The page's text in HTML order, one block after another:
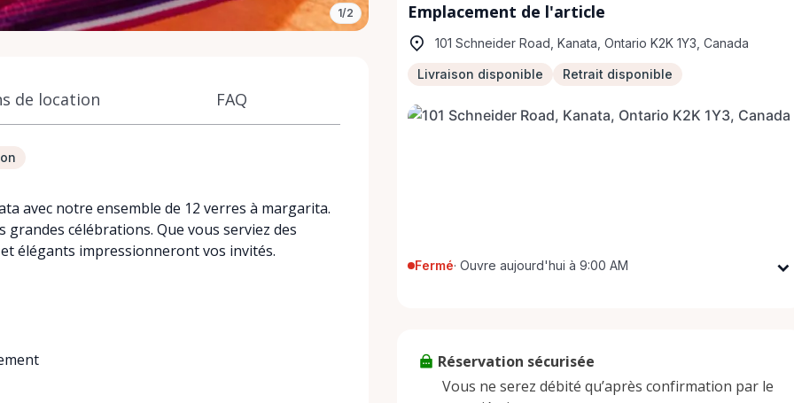
1/2
de location FAQ
avec notre ensemble de 12 verres à margarita.
célébrations. Que vous serviez des
élégants impressionneront vos invités.
Emplacement de l'article
101 Schneider Road, Kanata, Ontario K2K 1Y3, Canada
Livraison disponible Retrait disponible
Fermé· Ouvre aujourd'hui à 9:00 AM
Jeudi
9:00 AM - 5:00 PM
Réservation sécurisée
Vous ne serez débité qu’après confirmation par le